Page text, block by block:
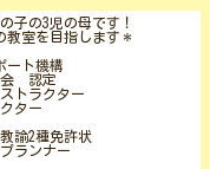
子の3児の母です！
教室を目指します＊
ート機構
会 認定
トラクター
ター
諭2種免許状
ランナー